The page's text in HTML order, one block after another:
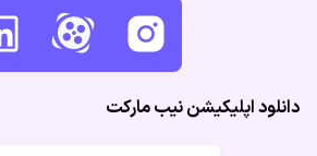
دانلود اپلیکیشن نیب مارکت